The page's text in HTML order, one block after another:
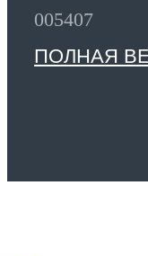
005407
ПОЛНАЯ